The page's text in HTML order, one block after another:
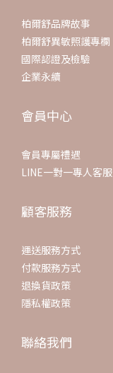
柏爾舒品牌故事
柏爾舒異敏照護專欄
國際認證及檢驗
企業永續
會員中心
會員專屬禮遇
LINE一對一專人客服
顧客服務
運送服務方式
付款服務方式
退換貨政策
隱私權政策
聯絡我們